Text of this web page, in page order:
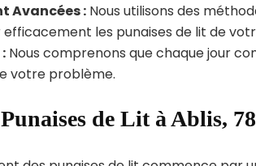
Avancées : Nous utilisons des
les punaises de lit de
Nous comprenons que chaque jour
votre problème.
de Lit à Ablis,